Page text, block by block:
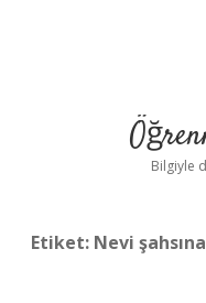
Bilgiyle
Etiket: Nevi